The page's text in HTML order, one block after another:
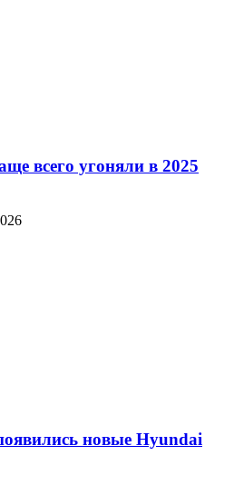
всего угоняли в 2025
новые Hyundai